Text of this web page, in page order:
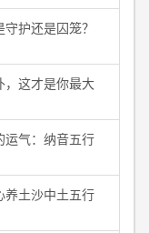
护还是囚笼？
，这才是你最大
运气：纳音五行
养土沙中土五行